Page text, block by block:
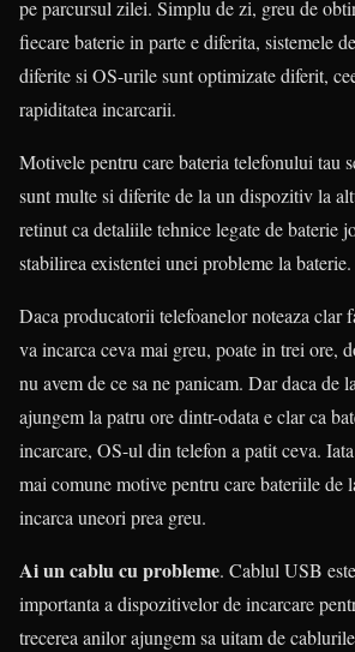
pe parcursul zilei. Simplu de zi, greu de
fiecare baterie in parte e diferita, sistemele
diferite si OS-urile sunt optimizate diferit,
rapiditatea incarcarii.
Motivele pentru care bateria telefonului tau
sunt multe si diferite de la un dispozitiv la
retinut ca detaliile tehnice legate de baterie
stabilirea existentei unei probleme la baterie.
Daca producatorii telefoanelor noteaza clar
va incarca ceva mai greu, poate in trei ore,
nu avem de ce sa ne panicam. Dar daca de
ajungem la patru ore dintr-odata e clar ca
incarcare, OS-ul din telefon a patit ceva.
mai comune motive pentru care bateriile de
incarca uneori prea greu.
Ai un cablu cu probleme. Cablul USB
importanta a dispozitivelor de incarcare
trecerea anilor ajungem sa uitam de